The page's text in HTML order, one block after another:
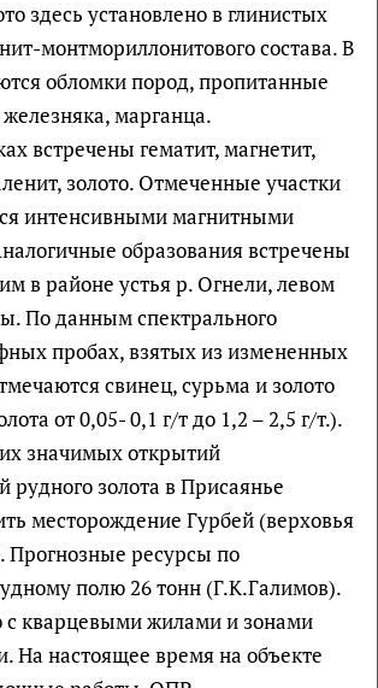
здесь установлено в глинистых
монтмориллонитового состава. В
обломки пород, пропитанные
марганца.
встречены гематит, магнетит,
золото. Отмеченные участки
интенсивными магнитными
образования встречены
в районе устья р. Огнели, левом
По данным спектрального
пробах, взятых из измененных
свинец, сурьма и золото
от 0,05- 0,1 г/т до 1,2 – 2,5 г/т.).
значимых открытий
рудного золота в Присаянье
месторождение Гурбей (верховья
Прогнозные ресурсы по
полю 26 тонн (Г.К.Галимов).
с кварцевыми жилами и зонами
На настоящее время на объекте